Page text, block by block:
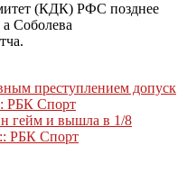
(КДК) РФС позднее
Соболева
преступлением допуск
РБК Спорт
гейм и вышла в 1/8
РБК Спорт